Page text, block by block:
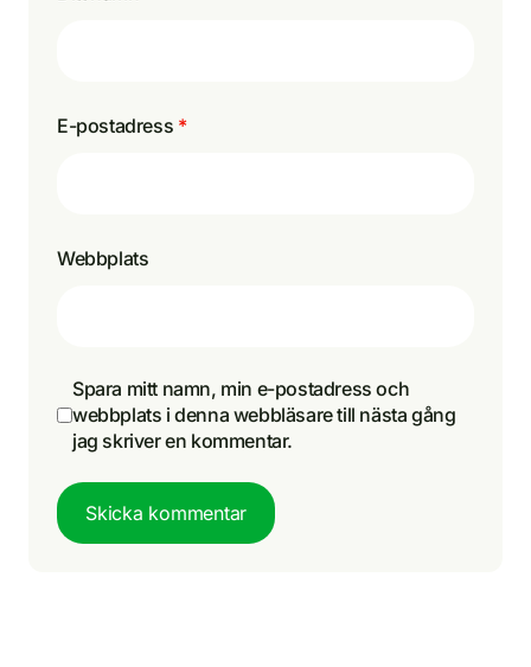
E-postadress *
Webbplats
Spara mitt namn, min e-postadress och
webbplats i denna webbläsare till nästa gång
jag skriver en kommentar.
Skicka kommentar